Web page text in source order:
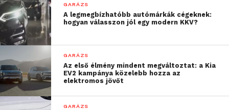
GARÁZS
A legmegbízhatóbb autómárkák cégeknek:
hogyan válasszon jól egy modern KKV?
GARÁZS
Az első élmény mindent megváltoztat: a Kia
EV2 kampánya közelebb hozza az
elektromos jövőt
GARÁZS